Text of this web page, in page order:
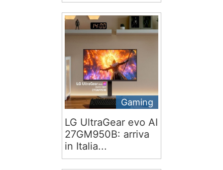
Gaming
LG UltraGear evo AI
27GM950B: arriva
in Italia...